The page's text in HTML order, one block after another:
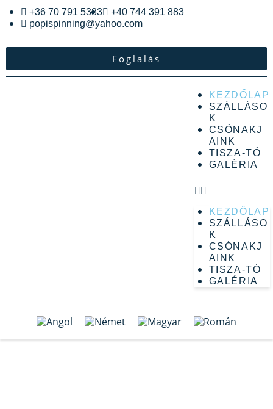
+36 70 791 5383
+40 744 391 883
popispinning@yahoo.com
Foglalás
KEZDŐLAP
SZÁLLÁSO
K
CSÓNAKJ
AINK
TISZA-TÓ
GALÉRIA
KEZDŐLAP
SZÁLLÁSO
K
CSÓNAKJ
AINK
TISZA-TÓ
GALÉRIA